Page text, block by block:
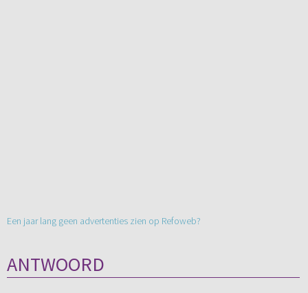
Een jaar lang geen advertenties zien op Refoweb?
ANTWOORD